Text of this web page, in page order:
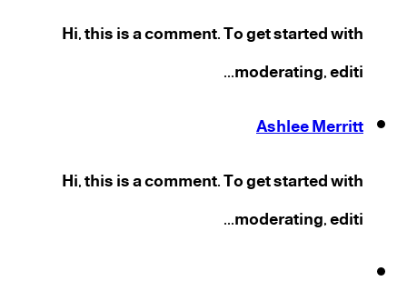
Hi, this is a comment. To get started with
moderating, editi...
Ashlee Merritt
Hi, this is a comment. To get started with
moderating, editi...